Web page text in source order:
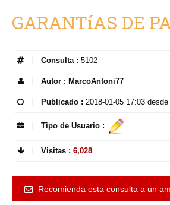
GARANTíAS DE
Consulta : 5102
Autor : MarcoAntoni77
Publicado : 2018-01-05 17:03
Tipo de Usuario :
Visitas : 6,028
Recomienda esta consulta a un